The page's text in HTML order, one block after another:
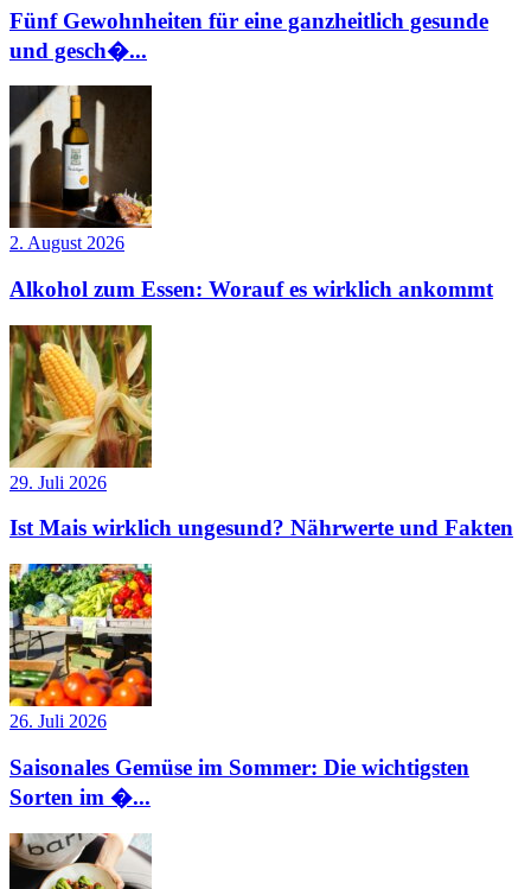
Fünf Gewohnheiten für eine ganzheitlich gesunde
und gesch�...
2. August 2026
Alkohol zum Essen: Worauf es wirklich ankommt
29. Juli 2026
Ist Mais wirklich ungesund? Nährwerte und Fakten
26. Juli 2026
Saisonales Gemüse im Sommer: Die wichtigsten
Sorten im �...